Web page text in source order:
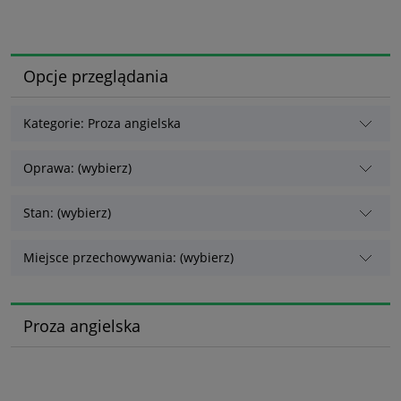
Opcje przeglądania
Kategorie: Proza angielska
Oprawa: (wybierz)
Stan: (wybierz)
Miejsce przechowywania: (wybierz)
Proza angielska